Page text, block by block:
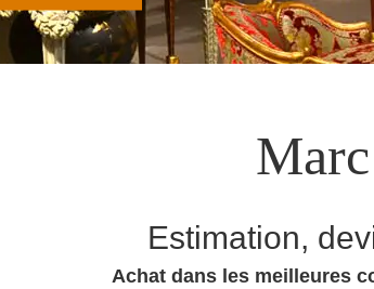
Marc
Estimation,
Achat dans les meilleures